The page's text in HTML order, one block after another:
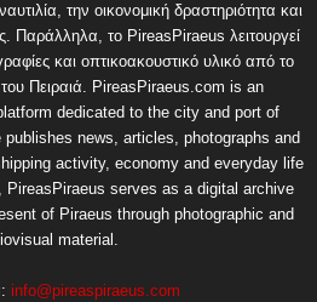
την οικονομική δραστηριότητα και
Παράλληλα, το PireasPiraeus λειτουργεί
και οπτικοακουστικό υλικό από το
Πειραιά. PireasPiraeus.com is an
dedicated to the city and port of
news, articles, photographs and
activity, economy and everyday life
serves as a digital archive
of Piraeus through photographic and
material.
info@pireaspiraeus.com